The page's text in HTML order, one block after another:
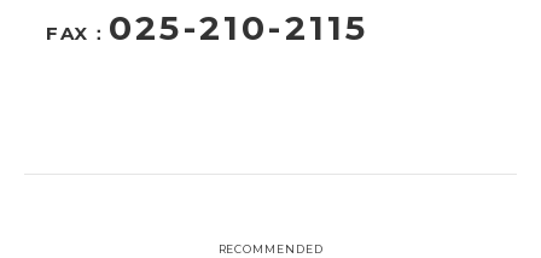
FAX： 025-210-2115
RECOMMENDED